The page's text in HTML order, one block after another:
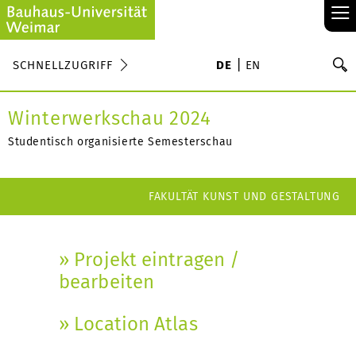
≡
SCHNELLZUGRIFF DE EN
Winterwerkschau 2024
Studentisch organisierte Semesterschau
FAKULTÄT KUNST UND GESTALTUNG
» Projekt eintragen /
bearbeiten
» Location Atlas